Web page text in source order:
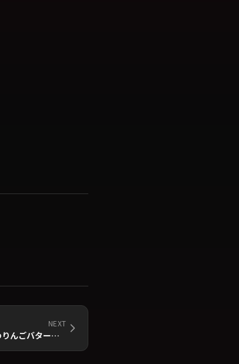
NEXT
【CM出演】ベル食品「北海道ふわふわりんごバター」「北海道ふわふわハスカップバター」